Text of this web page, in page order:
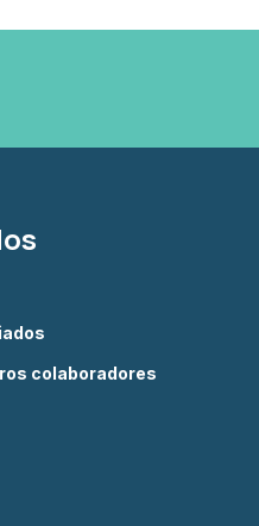
colaboradores